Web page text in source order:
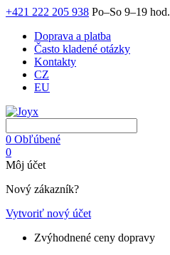
+421 222 205 938 Po–So 9–19 hod.
Doprava a platba
Často kladené otázky
Kontakty
CZ
EU
0 Obľúbené
0
Môj účet
Nový zákazník?
Vytvoriť nový účet
Zvýhodnené ceny dopravy